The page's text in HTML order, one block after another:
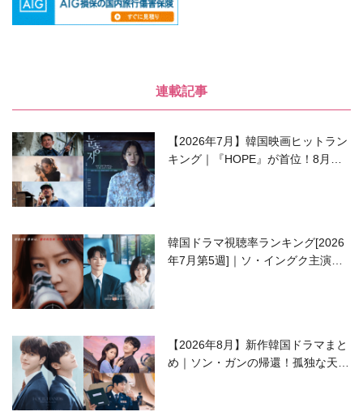
連載記事
【2026年7月】韓国映画ヒットラン
キング｜『HOPE』が首位！8月公
韓国ドラマ視聴率ランキング[2026
年7月第5週]｜ソ・イングク主演の
【2026年8月】新作韓国ドラマまと
め｜ソン・ガンの帰還！孤独な天才